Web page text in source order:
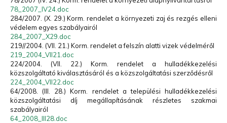
78_2007_IV24.doc
284/2007. (X. 29.) Korm. rendelet a környezeti zaj és rezgés elleni
védelem egyes szabályairól
284_2007_X29.doc
219//2004. (VII. 21.) Korm. rendelet a felszín alatti vizek védelméről
219_2004_VII21.doc
224/2004. (VII. 22.) Korm. rendelet a hulladékkezelési
közszolgáltató kiválasztásáról és a közszolgáltatási szerződésről
224_2004_VII22.doc
64/2008. (III. 28.) Korm. rendelet a települési hulladékkezelési
közszolgáltatási díj megállapításának részletes szakmai
szabályairól
64_2008_III28.doc